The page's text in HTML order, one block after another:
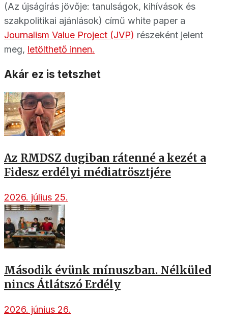
(Az újságírás jövője: tanulságok, kihívások és
szakpolitikai ajánlások) című white paper a
Journalism Value Project (JVP) részeként jelent
meg, letölthető innen.
Akár ez is tetszhet
Az RMDSZ dugiban rátenné a kezét a
Fidesz erdélyi médiatrösztjére
2026. július 25.
Második évünk mínuszban. Nélküled
nincs Átlátszó Erdély
2026. június 26.